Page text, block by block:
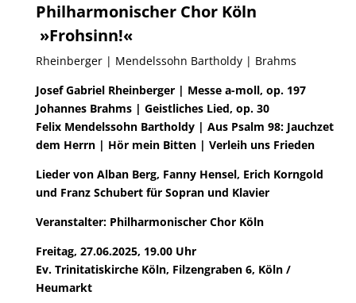
Philharmonischer Chor Köln
»Frohsinn!«
Rheinberger | Mendelssohn Bartholdy | Brahms
Josef Gabriel Rheinberger | Messe a-moll, op. 197
Johannes Brahms | Geistliches Lied, op. 30
Felix Mendelssohn Bartholdy | Aus Psalm 98: Jauchzet
dem Herrn | Hör mein Bitten | Verleih uns Frieden
Lieder von Alban Berg, Fanny Hensel, Erich Korngold
und Franz Schubert für Sopran und Klavier
Veranstalter: Philharmonischer Chor Köln
Freitag, 27.06.2025, 19.00 Uhr
Ev. Trinitatiskirche Köln, Filzengraben 6, Köln /
Heumarkt